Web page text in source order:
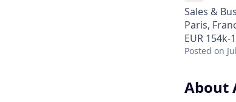
Sales &
Paris,
EUR 154k-
Posted on
About